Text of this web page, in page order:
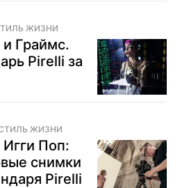
ЖИЗНИ
Граймс.
Pirelli за
ЖИЗНИ
Поп:
снимки
Pirelli